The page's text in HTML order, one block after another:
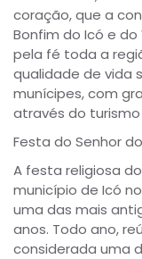
coração, que a
Bonfim do Icó e
pela fé toda a
qualidade de vida
munícipes, com
através do turismo
Festa do Senhor
A festa religiosa
município de Icó
uma das mais
anos. Todo ano,
considerada uma